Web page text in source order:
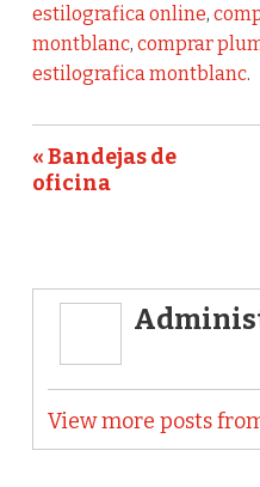
estilografica online,
montblanc, comprar
estilografica montblanc.
« Bandejas de
oficina
View more posts